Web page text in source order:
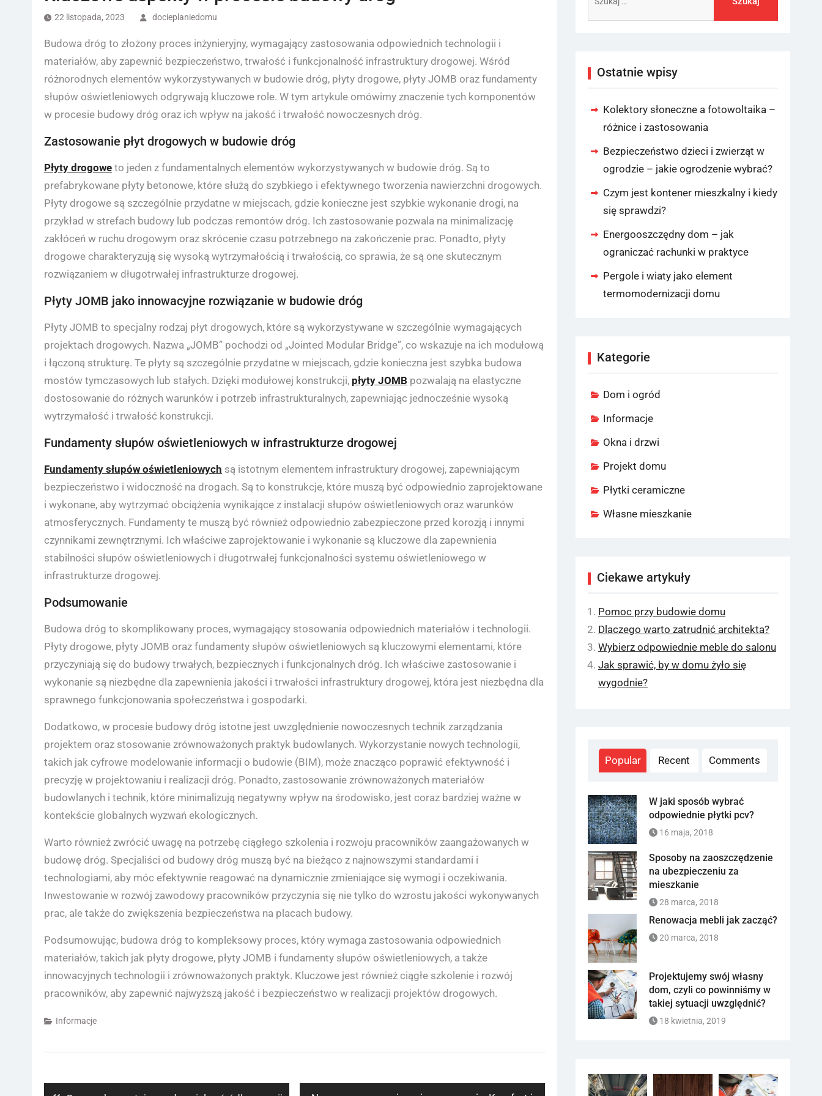
22 listopada, 2023 docieplaniedomu
Budowa dróg to złożony proces inżynieryjny, wymagający zastosowania odpowiednich technologii i
materiałów, aby zapewnić bezpieczeństwo, trwałość i funkcjonalność infrastruktury drogowej. Wśród
różnorodnych elementów wykorzystywanych w budowie dróg, płyty drogowe, płyty JOMB oraz fundamenty
słupów oświetleniowych odgrywają kluczowe role. W tym artykule omówimy znaczenie tych komponentów
w procesie budowy dróg oraz ich wpływ na jakość i trwałość nowoczesnych dróg.
Zastosowanie płyt drogowych w budowie dróg
Płyty drogowe to jeden z fundamentalnych elementów wykorzystywanych w budowie dróg. Są to
prefabrykowane płyty betonowe, które służą do szybkiego i efektywnego tworzenia nawierzchni drogowych.
Płyty drogowe są szczególnie przydatne w miejscach, gdzie konieczne jest szybkie wykonanie drogi, na
przykład w strefach budowy lub podczas remontów dróg. Ich zastosowanie pozwala na minimalizację
zakłóceń w ruchu drogowym oraz skrócenie czasu potrzebnego na zakończenie prac. Ponadto, płyty
drogowe charakteryzują się wysoką wytrzymałością i trwałością, co sprawia, że są one skutecznym
rozwiązaniem w długotrwałej infrastrukturze drogowej.
Płyty JOMB jako innowacyjne rozwiązanie w budowie dróg
Płyty JOMB to specjalny rodzaj płyt drogowych, które są wykorzystywane w szczególnie wymagających
projektach drogowych. Nazwa „JOMB” pochodzi od „Jointed Modular Bridge”, co wskazuje na ich modułową
i łączoną strukturę. Te płyty są szczególnie przydatne w miejscach, gdzie konieczna jest szybka budowa
mostów tymczasowych lub stałych. Dzięki modułowej konstrukcji, płyty JOMB pozwalają na elastyczne
dostosowanie do różnych warunków i potrzeb infrastrukturalnych, zapewniając jednocześnie wysoką
wytrzymałość i trwałość konstrukcji.
Fundamenty słupów oświetleniowych w infrastrukturze drogowej
Fundamenty słupów oświetleniowych są istotnym elementem infrastruktury drogowej, zapewniającym
bezpieczeństwo i widoczność na drogach. Są to konstrukcje, które muszą być odpowiednio zaprojektowane
i wykonane, aby wytrzymać obciążenia wynikające z instalacji słupów oświetleniowych oraz warunków
atmosferycznych. Fundamenty te muszą być również odpowiednio zabezpieczone przed korozją i innymi
czynnikami zewnętrznymi. Ich właściwe zaprojektowanie i wykonanie są kluczowe dla zapewnienia
stabilności słupów oświetleniowych i długotrwałej funkcjonalności systemu oświetleniowego w
infrastrukturze drogowej.
Podsumowanie
Budowa dróg to skomplikowany proces, wymagający stosowania odpowiednich materiałów i technologii.
Płyty drogowe, płyty JOMB oraz fundamenty słupów oświetleniowych są kluczowymi elementami, które
przyczyniają się do budowy trwałych, bezpiecznych i funkcjonalnych dróg. Ich właściwe zastosowanie i
wykonanie są niezbędne dla zapewnienia jakości i trwałości infrastruktury drogowej, która jest niezbędna dla
sprawnego funkcjonowania społeczeństwa i gospodarki.
Dodatkowo, w procesie budowy dróg istotne jest uwzględnienie nowoczesnych technik zarządzania
projektem oraz stosowanie zrównoważonych praktyk budowlanych. Wykorzystanie nowych technologii,
takich jak cyfrowe modelowanie informacji o budowie (BIM), może znacząco poprawić efektywność i
precyzję w projektowaniu i realizacji dróg. Ponadto, zastosowanie zrównoważonych materiałów
budowlanych i technik, które minimalizują negatywny wpływ na środowisko, jest coraz bardziej ważne w
kontekście globalnych wyzwań ekologicznych.
Warto również zwrócić uwagę na potrzebę ciągłego szkolenia i rozwoju pracowników zaangażowanych w
budowę dróg. Specjaliści od budowy dróg muszą być na bieżąco z najnowszymi standardami i
technologiami, aby móc efektywnie reagować na dynamicznie zmieniające się wymogi i oczekiwania.
Inwestowanie w rozwój zawodowy pracowników przyczynia się nie tylko do wzrostu jakości wykonywanych
prac, ale także do zwiększenia bezpieczeństwa na placach budowy.
Podsumowując, budowa dróg to kompleksowy proces, który wymaga zastosowania odpowiednich
materiałów, takich jak płyty drogowe, płyty JOMB i fundamenty słupów oświetleniowych, a także
innowacyjnych technologii i zrównoważonych praktyk. Kluczowe jest również ciągłe szkolenie i rozwój
pracowników, aby zapewnić najwyższą jakość i bezpieczeństwo w realizacji projektów drogowych.
Informacje
Ostatnie wpisy
Kolektory słoneczne a fotowoltaika –
różnice i zastosowania
Bezpieczeństwo dzieci i zwierząt w
ogrodzie – jakie ogrodzenie wybrać?
Czym jest kontener mieszkalny i kiedy
się sprawdzi?
Energooszczędny dom – jak
ograniczać rachunki w praktyce
Pergole i wiaty jako element
termomodernizacji domu
Kategorie
Dom i ogród
Informacje
Okna i drzwi
Projekt domu
Płytki ceramiczne
Własne mieszkanie
Ciekawe artykuły
Pomoc przy budowie domu
Dlaczego warto zatrudnić architekta?
Wybierz odpowiednie meble do salonu
Jak sprawić, by w domu żyło się
wygodnie?
Popular Recent Comments
W jaki sposób wybrać
odpowiednie płytki pcv?
16 maja, 2018
Sposoby na zaoszczędzenie
na ubezpieczeniu za
mieszkanie
28 marca, 2018
Renowacja mebli jak zacząć?
20 marca, 2018
Projektujemy swój własny
dom, czyli co powinniśmy w
takiej sytuacji uwzględnić?
18 kwietnia, 2019